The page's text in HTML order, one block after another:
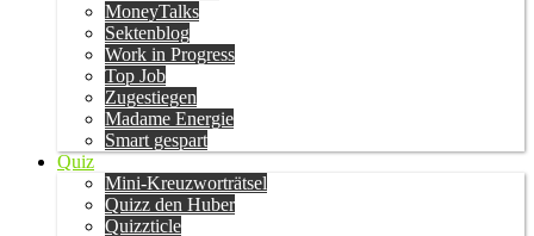
MoneyTalks
Sektenblog
Work in Progress
Top Job
Zugestiegen
Madame Energie
Smart gespart
Quiz
Mini-Kreuzworträtsel
Quizz den Huber
Quizzticle